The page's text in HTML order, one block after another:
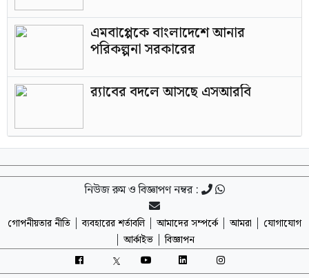
এমবাপ্পেকে বাংলাদেশে আনার
পরিকল্পনা সরকারের
র‍্যাবের বদলে আসছে এসআরবি
নিউজ রুম ও বিজ্ঞাপণ নম্বর :
গোপনীয়তার নীতি |ব্যবহারের শর্তাবলি| আমাদের সম্পর্কে| আমরা | যোগাযোগ
| আর্কাইভ |বিজ্ঞাপন